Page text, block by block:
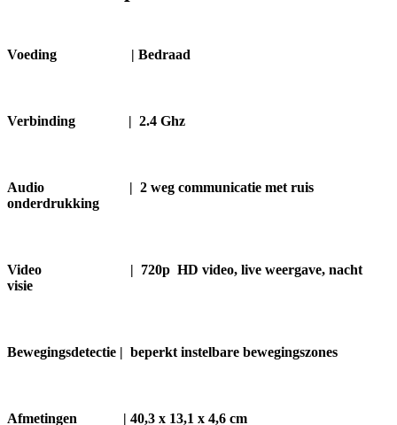
Voeding | Bedraad
Verbinding | 2.4 Ghz
Audio | 2 weg communicatie met ruis
onderdrukking
Video | 720p HD video, live weergave, nacht
visie
Bewegingsdetectie | beperkt instelbare bewegingszones
Afmetingen | 40,3 x 13,1 x 4,6 cm